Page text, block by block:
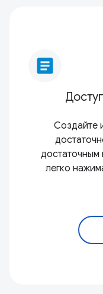
article
Создайте
достаточным
легко